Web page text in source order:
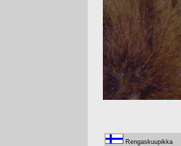
Rengaskuupikka